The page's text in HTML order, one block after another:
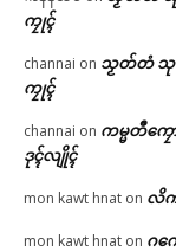
ကၠုၚ်
channai on သၟတ်တံ သုၚ်
ကၠုၚ်
channai on ကမ္မတဳကၠေ
ဒုၚ်လျိုၚ်
mon kawt hnat on လိက်
mon kawt hnat on ဂက